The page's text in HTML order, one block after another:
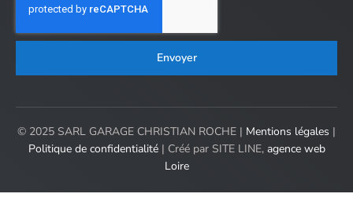
Envoyer
© 2025 SARL GARAGE CHRISTIAN ROCHE | Mentions légales |
Politique de confidentialité| Créé par SITE LINE, agence web
Loire